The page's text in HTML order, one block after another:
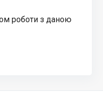
роботи з даною